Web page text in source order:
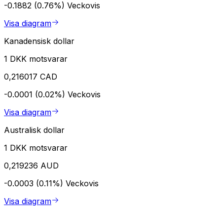
-0.1882 (0.76%) Veckovis
Visa diagram
Kanadensisk dollar
1 DKK motsvarar
0,216017 CAD
-0.0001 (0.02%) Veckovis
Visa diagram
Australisk dollar
1 DKK motsvarar
0,219236 AUD
-0.0003 (0.11%) Veckovis
Visa diagram